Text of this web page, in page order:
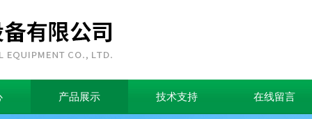
产品展示 技术支持 在线留言